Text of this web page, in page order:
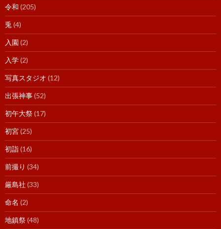
令和 (205)
兎 (4)
入園 (2)
入学(2)
写真スタジオ (12)
出張神事(52)
初午大祭(17)
初宮(25)
初詣(16)
前撮り (34)
厳島社 (33)
命名 (2)
地鎮祭(48)